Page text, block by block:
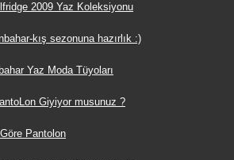
2009 Yaz Koleksiyonu
kış sezonuna hazırlık :)
Yaz Moda Tüyoları
Giyiyor musunuz ?
Pantolon